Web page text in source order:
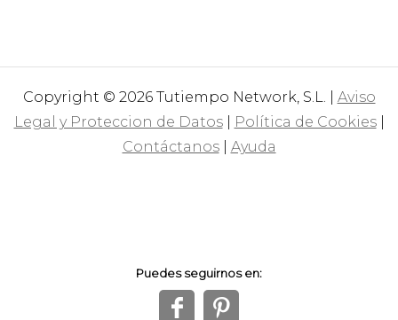
Copyright © 2026 Tutiempo Network, S.L. | Aviso
Legal y Proteccion de Datos| Política de Cookies|
Contáctanos| Ayuda
Puedes seguirnos en:
f 1